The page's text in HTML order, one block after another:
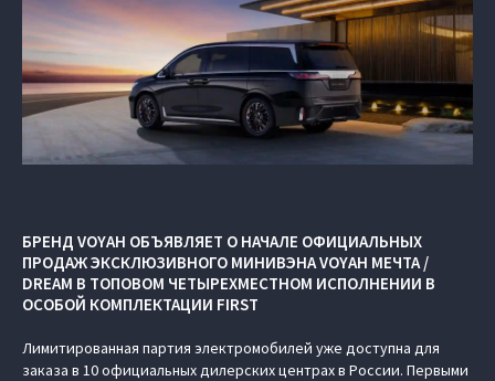
БРЕНД VOYAH ОБЪЯВЛЯЕТ О НАЧАЛЕ ОФИЦИАЛЬНЫХ
ПРОДАЖ ЭКСКЛЮЗИВНОГО МИНИВЭНА VOYAH МЕЧТА /
DREAM В ТОПОВОМ ЧЕТЫРЕХМЕСТНОМ ИСПОЛНЕНИИ В
ОСОБОЙ КОМПЛЕКТАЦИИ FIRST
Лимитированная партия электромобилей уже доступна для
заказа в 10 официальных дилерских центрах в России. Первыми